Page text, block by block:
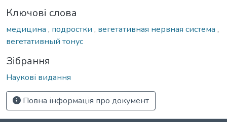
Ключові слова
медицина , подростки , вегетативная нервная система ,
вегетативный тонус
Зібрання
Наукові видання
Повна інформація про документ